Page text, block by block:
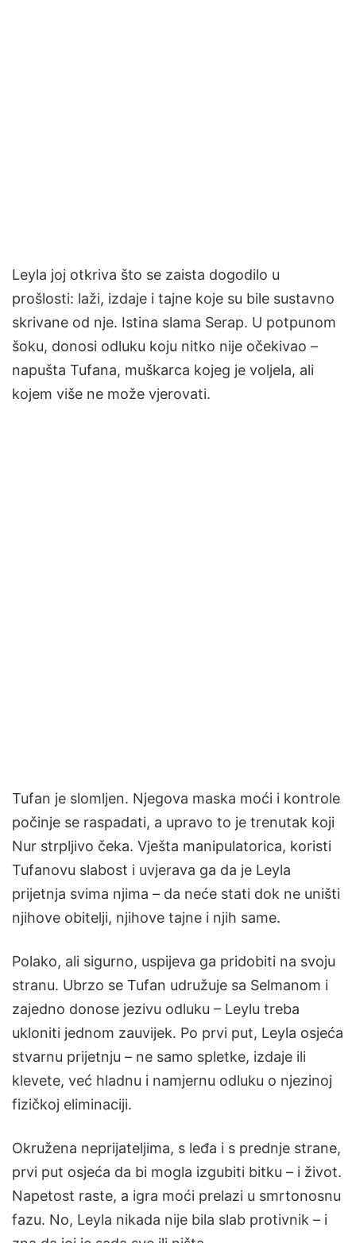
Leyla joj otkriva što se zaista dogodilo u
prošlosti: laži, izdaje i tajne koje su bile sustavno
skrivane od nje. Istina slama Serap. U potpunom
šoku, donosi odluku koju nitko nije očekivao –
napušta Tufana, muškarca kojeg je voljela, ali
kojem više ne može vjerovati.
Tufan je slomljen. Njegova maska moći i kontrole
počinje se raspadati, a upravo to je trenutak koji
Nur strpljivo čeka. Vješta manipulatorica, koristi
Tufanovu slabost i uvjerava ga da je Leyla
prijetnja svima njima – da neće stati dok ne uništi
njihove obitelji, njihove tajne i njih same.
Polako, ali sigurno, uspijeva ga pridobiti na svoju
stranu. Ubrzo se Tufan udružuje sa Selmanom i
zajedno donose jezivu odluku – Leylu treba
ukloniti jednom zauvijek. Po prvi put, Leyla osjeća
stvarnu prijetnju – ne samo spletke, izdaje ili
klevete, već hladnu i namjernu odluku o njezinoj
fizičkoj eliminaciji.
Okružena neprijateljima, s leđa i s prednje strane,
prvi put osjeća da bi mogla izgubiti bitku – i život.
Napetost raste, a igra moći prelazi u smrtonosnu
fazu. No, Leyla nikada nije bila slab protivnik – i